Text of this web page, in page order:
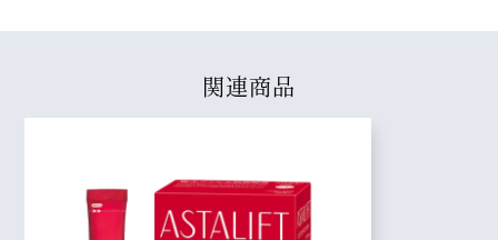
関連商品